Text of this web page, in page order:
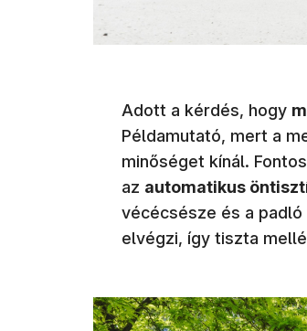
Adott a kérdés, hogy
Példamutató, mert a
minőséget kínál.
az automatikus
vécécsésze és a
elvégzi, így tiszta